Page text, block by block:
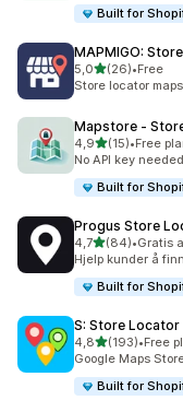
Built for
MAPMIGO:
5,0av 5 stjerner
(26)
Totalt 26 omtaler
•Free
Store locator
Mapstore ‑
4,9av 5 stjerner
(15)
Totalt 15 omtaler
•Free
No API key
Built for
Progus Store
4,7av 5 stjerner
(84)
Totalt 84 omtaler
•Gratis
Hjelp kunder å
Built for
S: Store Locator
4,8av 5 stjerner
(193)
Totalt 193 omtaler
•Free
Google Maps
Built for